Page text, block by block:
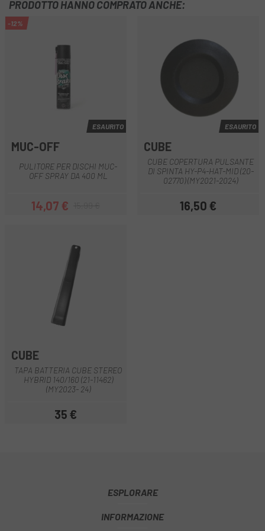
PRODOTTO HANNO COMPRATO ANCHE:
-12%
ESAURITO
MUC-OFF
PULITORE PER DISCHI MUC-
OFF SPRAY DA 400 ML
Prezzo
14,07 €Prezzo base
ESAURITO
CUBE
CUBE COPERTURA PULSANTE
DI SPINTA HY-P4-HAT-MID (20-
02770) (MY2021-2024)
Prezzo
16,50 €
CUBE
TAPA BATTERIA CUBE STEREO
HYBRID 140/160 (21-11462)
(MY2023- 24)
Prezzo
35 €
ESPLORARE
INFORMAZIONE